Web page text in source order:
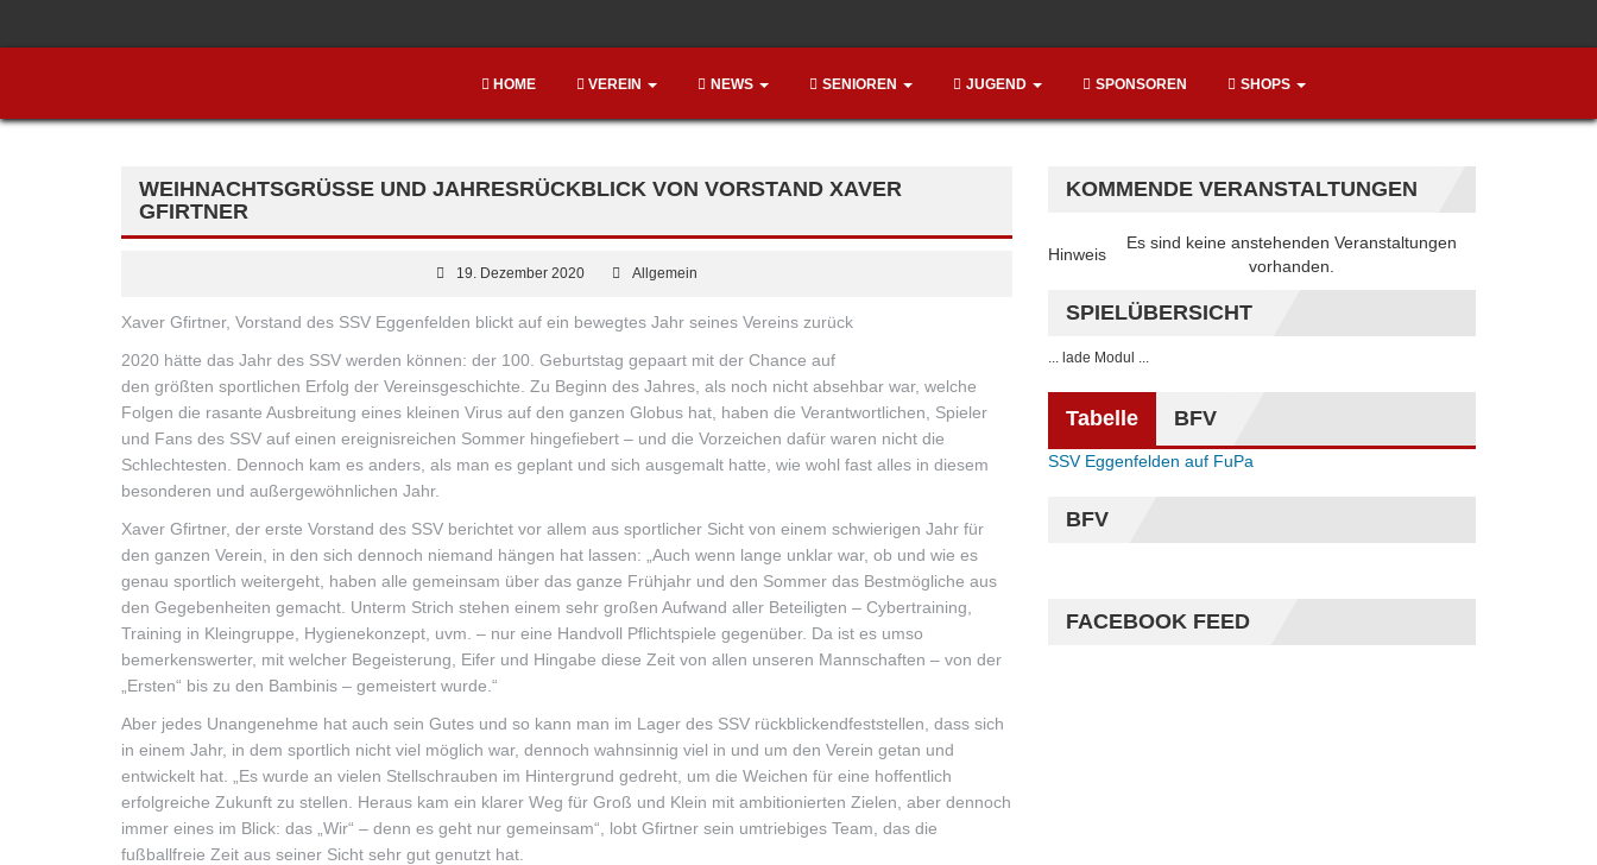
HOME VEREIN NEWS SENIOREN JUGEND SPONSOREN SHOPS
WEIHNACHTSGRÜSSE UND JAHRESRÜCKBLICK VON VORSTAND XAVER G
FIRTNER
19. Dezember 2020 Allgemein
Xaver Gfirtner, Vorstand des SSV Eggenfelden blickt auf ein bewegtes Jahr seines Vereins zurück
2020 hätte das Jahr des SSV werden können: der 100. Geburtstag gepaart mit der Chance auf
den größten sportlichen Erfolg der Vereinsgeschichte. Zu Beginn des Jahres, als noch nicht absehbar war, welche
Folgen die rasante Ausbreitung eines kleinen Virus auf den ganzen Globus hat, haben die Verantwortlichen, Spieler
und Fans des SSV auf einen ereignisreichen Sommer hingefiebert – und die Vorzeichen dafür waren nicht die
Schlechtesten. Dennoch kam es anders, als man es geplant und sich ausgemalt hatte, wie wohl fast alles in diesem
besonderen und außergewöhnlichen Jahr.
Xaver Gfirtner, der erste Vorstand des SSV berichtet vor allem aus sportlicher Sicht von einem schwierigen Jahr für
den ganzen Verein, in den sich dennoch niemand hängen hat lassen: „Auch wenn lange unklar war, ob und wie es
genau sportlich weitergeht, haben alle gemeinsam über das ganze Frühjahr und den Sommer das Bestmögliche aus
den Gegebenheiten gemacht. Unterm Strich stehen einem sehr großen Aufwand aller Beteiligten – Cybertraining,
Training in Kleingruppe, Hygienekonzept, uvm. – nur eine Handvoll Pflichtspiele gegenüber. Da ist es umso
bemerkenswerter, mit welcher Begeisterung, Eifer und Hingabe diese Zeit von allen unseren Mannschaften – von der
„Ersten“ bis zu den Bambinis – gemeistert wurde.“
Aber jedes Unangenehme hat auch sein Gutes und so kann man im Lager des SSV rückblickendfeststellen, dass sich
in einem Jahr, in dem sportlich nicht viel möglich war, dennoch wahnsinnig viel in und um den Verein getan und
entwickelt hat. „Es wurde an vielen Stellschrauben im Hintergrund gedreht, um die Weichen für eine hoffentlich
erfolgreiche Zukunft zu stellen. Heraus kam ein klarer Weg für Groß und Klein mit ambitionierten Zielen, aber dennoch
immer eines im Blick: das „Wir“ – denn es geht nur gemeinsam“, lobt Gfirtner sein umtriebiges Team, das die
fußballfreie Zeit aus seiner Sicht sehr gut genutzt hat.
KOMMENDE VERANSTALTUNGEN
Hinweis
Es sind keine anstehenden Veranstaltungen
vorhanden.
SPIELÜBERSICHT
... lade Modul ...
Tabelle BFV
SSV Eggenfelden auf FuPa
BFV
FACEBOOK FEED